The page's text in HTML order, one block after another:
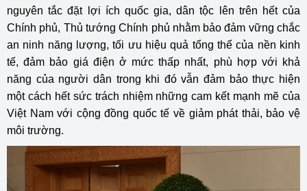
nguyên tắc đặt lợi ích quốc gia, dân tộc lên trên hết của
Chính phủ, Thủ tướng Chính phủ nhằm bảo đảm vững chắc
an ninh năng lượng, tối ưu hiệu quả tổng thể của nền kinh
tế, đảm bảo giá điện ở mức thấp nhất, phù hợp với khả
năng của người dân trong khi đó vẫn đảm bảo thực hiện
một cách hết sức trách nhiệm những cam kết mạnh mẽ của
Việt Nam với cộng đồng quốc tế về giảm phát thải, bảo vệ
môi trường.